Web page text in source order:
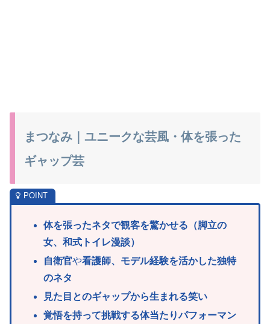
まつなみ｜ユニークな芸風・体を張った
ギャップ芸
体を張ったネタで観客を驚かせる（脚立の
女、和式トイレ漫談）
自衛官や看護師、モデル経験を活かした独特
のネタ
見た目とのギャップから生まれる笑い
覚悟を持って挑戦する体当たりパフォーマン